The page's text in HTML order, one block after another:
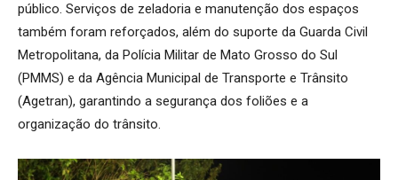
público. Serviços de zeladoria e manutenção dos espaços
também foram reforçados, além do suporte da Guarda Civil
Metropolitana, da Polícia Militar de Mato Grosso do Sul
(PMMS) e da Agência Municipal de Transporte e Trânsito
(Agetran), garantindo a segurança dos foliões e a
organização do trânsito.